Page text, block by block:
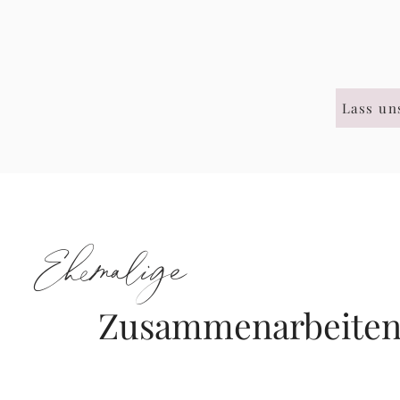
Lass
Ehemalige
Zusammenarbeiten